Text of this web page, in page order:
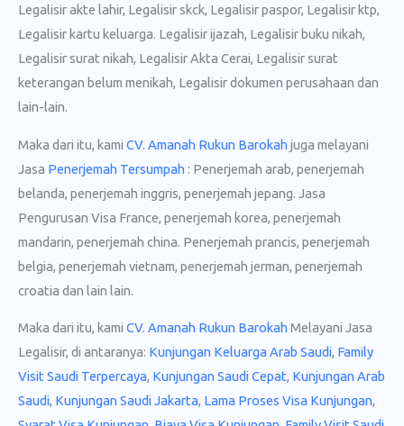
Legalisir akte lahir, Legalisir skck, Legalisir paspor, Legalisir ktp,
Legalisir kartu keluarga. Legalisir ijazah, Legalisir buku nikah,
Legalisir surat nikah, Legalisir Akta Cerai, Legalisir surat
keterangan belum menikah, Legalisir dokumen perusahaan dan
lain-lain.
Maka dari itu, kami CV. Amanah Rukun Barokah juga melayani
Jasa Penerjemah Tersumpah : Penerjemah arab, penerjemah
belanda, penerjemah inggris, penerjemah jepang. Jasa
Pengurusan Visa France, penerjemah korea, penerjemah
mandarin, penerjemah china. Penerjemah prancis, penerjemah
belgia, penerjemah vietnam, penerjemah jerman, penerjemah
croatia dan lain lain.
Maka dari itu, kami CV. Amanah Rukun Barokah Melayani Jasa
Legalisir, di antaranya: Kunjungan Keluarga Arab Saudi, Family
Visit Saudi Terpercaya, Kunjungan Saudi Cepat, Kunjungan Arab
Saudi, Kunjungan Saudi Jakarta, Lama Proses Visa Kunjungan,